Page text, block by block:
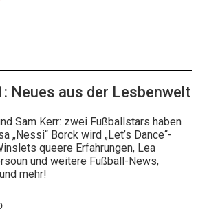
Neues aus der Lesbenwelt
Sam Kerr: zwei Fußballstars haben
„Nessi“ Borck wird „Let’s Dance“-
queere Erfahrungen, Lea
und weitere Fußball-News,
mehr!
Leser:innen und online-
wir das hin! Helft uns, damit
die in politischer wie
nicht einfach sind. Journalismus,